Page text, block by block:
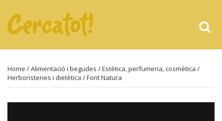
Home /Alimentació i begudes /Estètica, perfumeria, cosmètica /
Herboristeries i dietètica / Font Natura